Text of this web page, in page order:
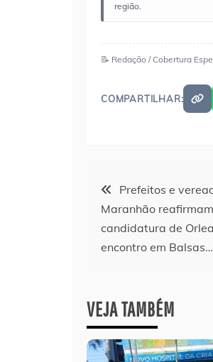
região.
📝 Redação / Cobertura
COMPARTILHAR:
Navegação
de
Prefeitos e
Maranhão
candidatura de
encontro em Balsas…
VEJA TAMBÉM